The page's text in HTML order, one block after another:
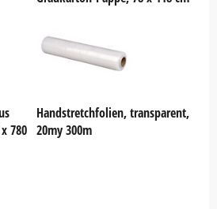
780
Handstretchfolien, transparent,
20my 300m